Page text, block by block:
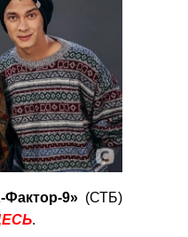
Фактор-9» (СТБ)
.